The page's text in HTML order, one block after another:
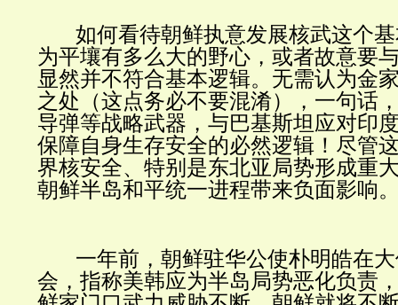
如何看待朝鲜执意发展核武这个
为平壤有多么大的野心，或者故意要
显然并不符合基本逻辑。无需认为金
之处（这点务必不要混淆），一句话
导弹等战略武器，与巴基斯坦应对印
保障自身生存安全的必然逻辑！尽管
界核安全、特别是东北亚局势形成重
朝鲜半岛和平统一进程带来负面影响
一年前，朝鲜驻华公使朴明皓在
会，指称美韩应为半岛局势恶化负责